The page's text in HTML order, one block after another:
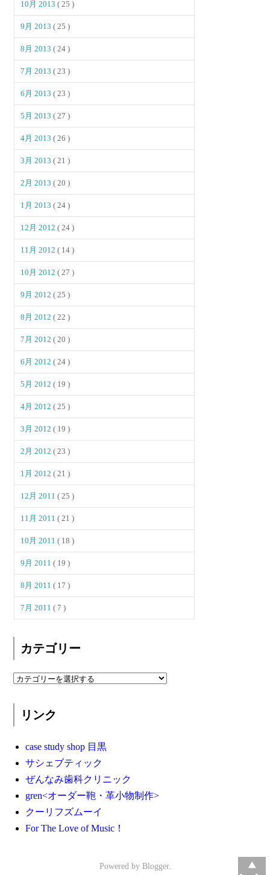
10月 2013( 25 )
9月 2013( 25 )
8月 2013( 24 )
7月 2013( 23 )
6月 2013( 23 )
5月 2013( 27 )
4月 2013( 26 )
3月 2013( 21 )
2月 2013( 20 )
1月 2013( 24 )
12月 2012( 24 )
11月 2012( 14 )
10月 2012( 27 )
9月 2012( 25 )
8月 2012( 22 )
7月 2012( 20 )
6月 2012( 24 )
5月 2012( 19 )
4月 2012( 25 )
3月 2012( 19 )
2月 2012( 23 )
1月 2012( 21 )
12月 2011( 25 )
11月 2011( 21 )
10月 2011( 18 )
9月 2011( 19 )
8月 2011( 17 )
7月 2011( 7 )
カテゴリー
リンク
case study shop 目黒
サシェブティック
ぜんなみ歯科クリニック
gren<オーダー鞄・革小物制作>
クーリフズムーイ
For The Love of Music！
Powered by Blogger.